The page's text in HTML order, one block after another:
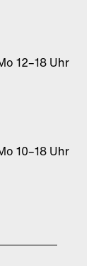
12–18 Uhr
10–18 Uhr